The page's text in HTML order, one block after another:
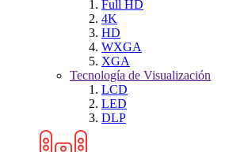
Full HD
4K
HD
WXGA
XGA
Tecnología de Visualización
LCD
LED
DLP